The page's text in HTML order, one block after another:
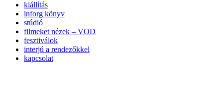
kiállítás
inforg könyv
stúdió
filmeket nézek – VOD
fesztiválok
interjú a rendezőkkel
kapcsolat